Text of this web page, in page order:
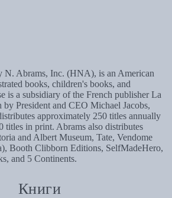
N. Abrams, Inc. (HNA), is an American
books, children's books, and
is a subsidiary of the French publisher La
President and CEO Michael Jacobs,
approximately 250 titles annually
titles in print. Abrams also distributes
and Albert Museum, Tate, Vendome
Booth Clibborn Editions, SelfMadeHero,
and 5 Continents.
Книги